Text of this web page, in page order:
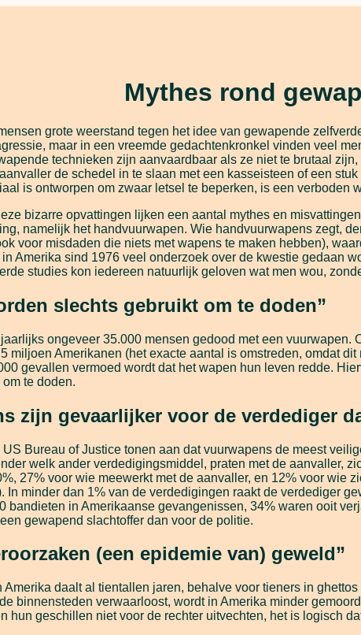
Mythes rond
grote weerstand tegen het idee van gewapende
maar in een vreemde gedachtenkronkel vinden veel
technieken zijn aanvaardbaar als ze niet te brutaal
de schedel in te slaan met een kasseisteen of een
is ontworpen om zwaar letsel te beperken, is een verboden
bizarre opvattingen lijken een aantal mythes en
namelijk het handvuurwapen. Wie handvuurwapens zegt,
voor misdaden die niets met wapens te maken hebben),
Amerika sind 1976 veel onderzoek over de kwestie gedaan
studies kon iedereen natuurlijk geloven wat men wou,
slechts gebruikt om te doden”
jaarlijks ongeveer 35.000 mensen gedood met een
miljoen Amerikanen (het exacte aantal is omstreden, omdat
gevallen vermoed wordt dat het wapen hun leven redde.
te doden.
zijn gevaarlijker voor de verdediger
Bureau of Justice tonen aan dat vuurwapens de meest
welk ander verdedigingsmiddel, praten met de aanvaller,
27% voor wie meewerkt met de aanvaller, en 12% voor
In minder dan 1% van de verdedigingen raakt de verdediger
bandieten in Amerikaanse gevangenissen, 34% waren ooit
gewapend slachtoffer dan voor de politie.
(een epidemie van) geweld”
Amerika daalt al tientallen jaren, behalve voor tieners in
binnensteden verwaarloost, wordt in Amerika minder
hun geschillen niet voor de rechter uitvechten, het is logisch